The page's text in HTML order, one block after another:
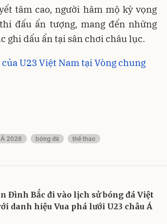
tâm cao, người hâm mộ kỳ vọng
đấu ấn tượng, mang đến những
ghi dấu ấn tại sân chơi châu lục.
U23 Việt Nam tại Vòng chung
Á 2026 bóng đá thể thao
Đình Bắc đi vào lịch sử bóng đá Việt
danh hiệu Vua phá lưới U23 châu Á